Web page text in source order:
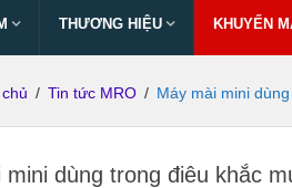
THƯƠNG HIỆU KHUYẾN
/ Tin tức MRO / Máy mài mini
mini dùng trong điêu khắc